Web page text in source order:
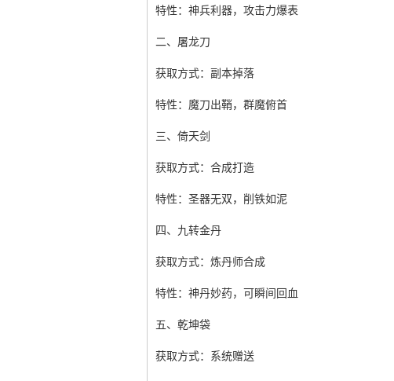
特性：神兵利器，攻击力爆表
二、屠龙刀
获取方式：副本掉落
特性：魔刀出鞘，群魔俯首
三、倚天剑
获取方式：合成打造
特性：圣器无双，削铁如泥
四、九转金丹
获取方式：炼丹师合成
特性：神丹妙药，可瞬间回血
五、乾坤袋
获取方式：系统赠送